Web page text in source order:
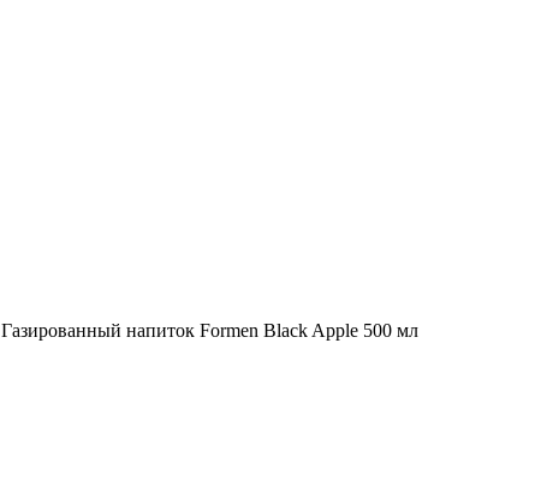
Газированный напиток Formen Black Apple 500 мл